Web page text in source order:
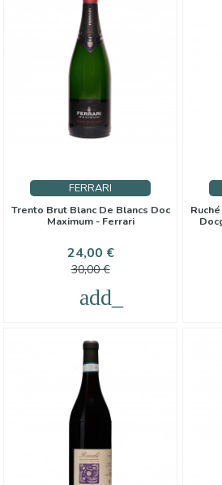
FERRARI
Trento Brut Blanc De Blancs Doc
Maximum - Ferrari
Cena
24,00 €Cena
30,00 €